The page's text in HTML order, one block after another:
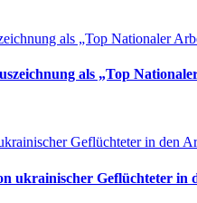
als „Top Natio­na­ler
als „Top
Geflüch­te­ter in den
ukrai­ni­scher Geflüch­te­ter in